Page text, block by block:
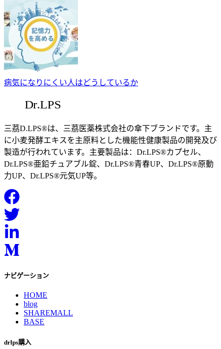
病気になりにくい人はどうしているか
三茘D.LPS®は、三茘医薬株式会社の傘下ブランドです。主
に小麦発酵エキスを主原料とした機能性健康製品の開発及び
製造が行われています。主要製品は：Dr.LPS®カプセル、
Dr.LPS®亜鉛チュアブル錠、Dr.LPS®青春UP、Dr.LPS®原動
力UP、Dr.LPS®元気UP等。
ナビゲーション
HOME
blog
SHAREMALL
BASE
drlps購入